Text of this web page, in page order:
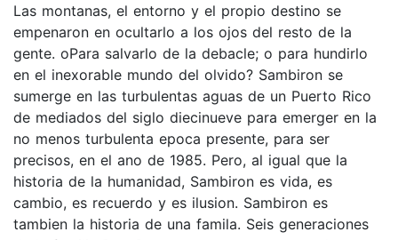
Las montanas, el entorno y el propio destino se
empenaron en ocultarlo a los ojos del resto de la
gente. oPara salvarlo de la debacle; o para hundirlo
en el inexorable mundo del olvido? Sambiron se
sumerge en las turbulentas aguas de un Puerto Rico
de mediados del siglo diecinueve para emerger en la
no menos turbulenta epoca presente, para ser
precisos, en el ano de 1985. Pero, al igual que la
historia de la humanidad, Sambiron es vida, es
cambio, es recuerdo y es ilusion. Sambiron es
tambien la historia de una famila. Seis generaciones